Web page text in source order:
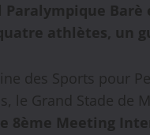
Barè
athlètes, un
des Sports pour
le Grand Stade de
8ème Meeting